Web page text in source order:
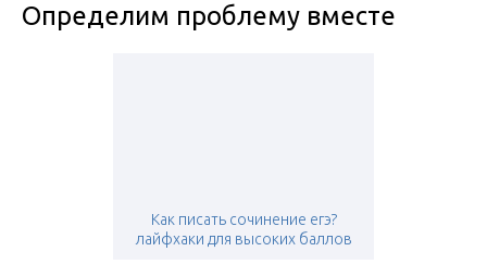
Определим проблему вместе
Как писать сочинение егэ?
лайфхаки для высоких баллов